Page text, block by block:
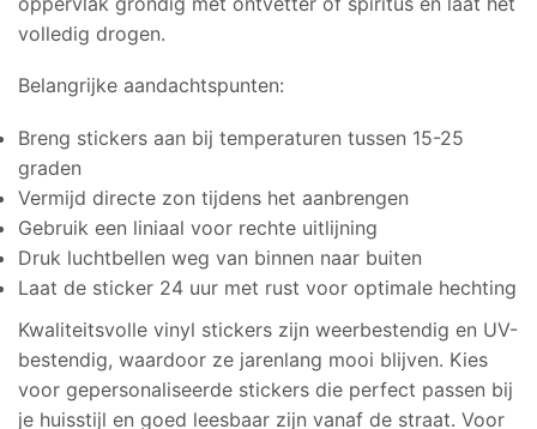
volledig drogen.
Belangrijke aandachtspunten:
Breng stickers aan bij temperaturen tussen 15-25
graden
Vermijd directe zon tijdens het aanbrengen
Gebruik een liniaal voor rechte uitlijning
Druk luchtbellen weg van binnen naar buiten
Laat de sticker 24 uur met rust voor optimale hechting
Kwaliteitsvolle vinyl stickers zijn weerbestendig en UV-
bestendig, waardoor ze jarenlang mooi blijven. Kies
voor gepersonaliseerde stickers die perfect passen bij
je huisstijl en goed leesbaar zijn vanaf de straat. Voor